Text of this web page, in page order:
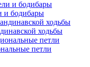
и бодибары
ходьбы
петли